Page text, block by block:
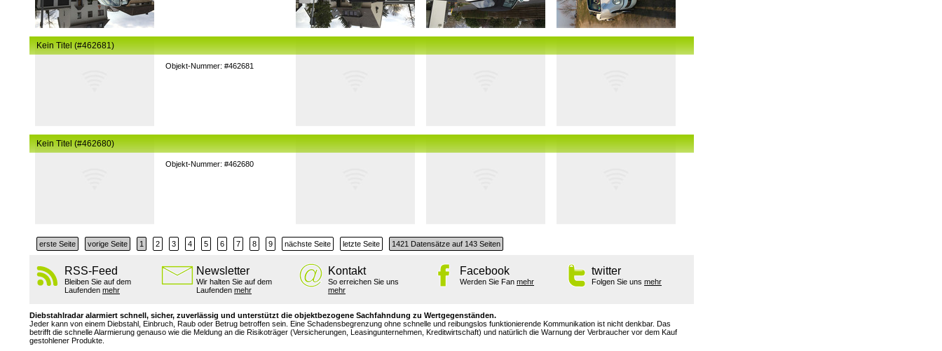
Objekt-Nummer: #462681
Kein Titel (#462681)
Objekt-Nummer: #462680
Kein Titel (#462680)
erste Seite vorige Seite 1 2 3 4 5 6 7 8 9 nächste Seite letzte Seite 1421 Datensätze auf 143 Seiten
RSS-Feed
Bleiben Sie auf dem
Laufenden mehr
Newsletter
Wir halten Sie auf dem
Laufenden mehr
Kontakt
So erreichen Sie uns
mehr
Facebook
Werden Sie Fan mehr
twitter
Folgen Sie uns mehr
Diebstahlradar alarmiert schnell, sicher, zuverlässig und unterstützt die objektbezogene Sachfahndung zu Wertgegenständen.
Jeder kann von einem Diebstahl, Einbruch, Raub oder Betrug betroffen sein. Eine Schadensbegrenzung ohne schnelle und reibungslos funktionierende Kommunikation ist nicht denkbar. Das
betrifft die schnelle Alarmierung genauso wie die Meldung an die Risikoträger (Versicherungen, Leasingunternehmen, Kreditwirtschaft) und natürlich die Warnung der Verbraucher vor dem Kauf
gestohlener Produkte.